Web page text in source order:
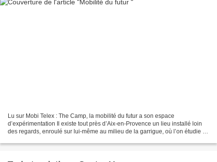
Lu sur Mobi Telex : The Camp, la mobilité du futur a son espace
d’expérimentation Il existe tout près d’Aix-en-Provence un lieu installé loin
des regards, enroulé sur lui-même au milieu de la garrigue, où l’on étudie la